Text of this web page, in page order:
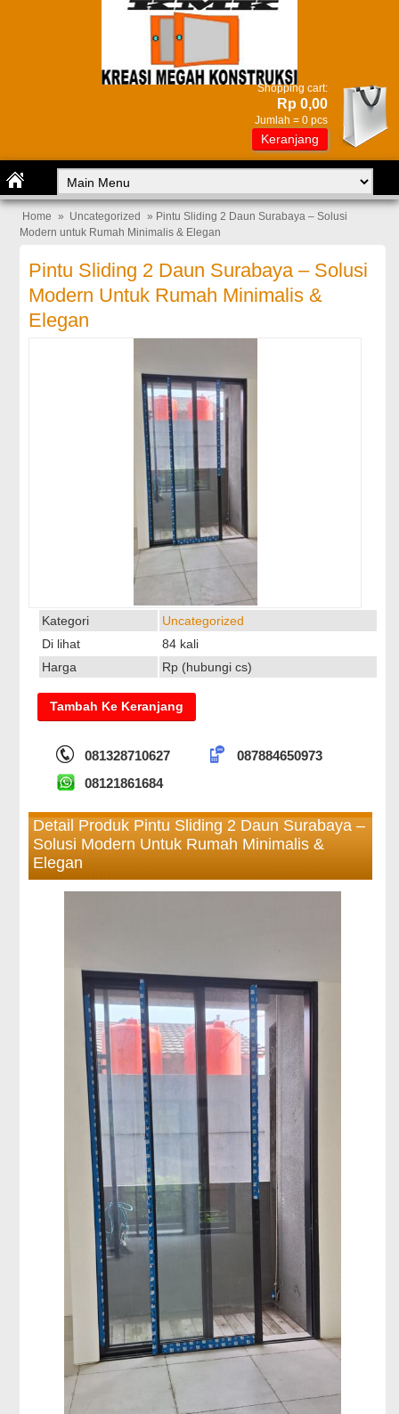
Shopping cart:
Rp 0,00
Jumlah = 0 pcs
Keranjang
Home » Uncategorized
» Pintu Sliding 2 Daun Surabaya – Solusi
Modern untuk Rumah Minimalis & Elegan
Pintu Sliding 2 Daun Surabaya – Solusi
Modern Untuk Rumah Minimalis &
Elegan
Kategori
Uncategorized
Di lihat
84 kali
Harga
Rp (hubungi cs)
081328710627
087884650973
08121861684
Detail Produk Pintu Sliding 2 Daun Surabaya –
Solusi Modern Untuk Rumah Minimalis &
Elegan